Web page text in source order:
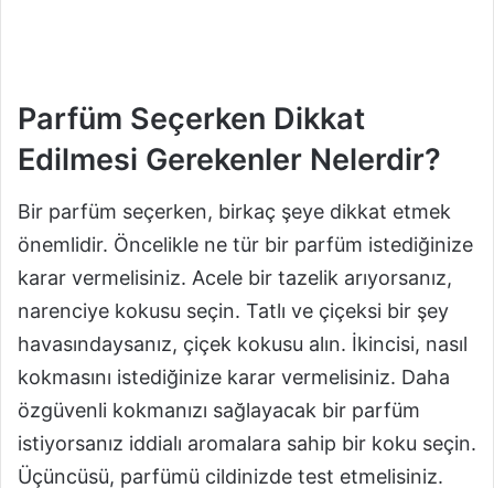
Parfüm Seçerken Dikkat
Edilmesi Gerekenler Nelerdir?
Bir parfüm seçerken, birkaç şeye dikkat etmek
önemlidir. Öncelikle ne tür bir parfüm istediğinize
karar vermelisiniz. Acele bir tazelik arıyorsanız,
narenciye kokusu seçin. Tatlı ve çiçeksi bir şey
havasındaysanız, çiçek kokusu alın. İkincisi, nasıl
kokmasını istediğinize karar vermelisiniz. Daha
özgüvenli kokmanızı sağlayacak bir parfüm
istiyorsanız iddialı aromalara sahip bir koku seçin.
Üçüncüsü, parfümü cildinizde test etmelisiniz.